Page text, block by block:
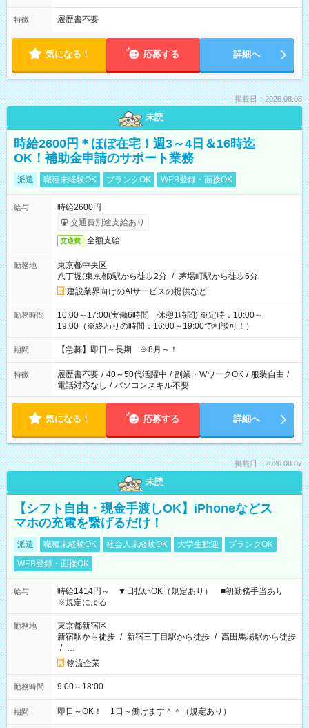
特徴 履歴書不要
気になる！ 応募する 詳細へ
掲載日：2026.08.08
未読
時給2600円＊ほぼ在宅！週3～4日＆16時迄
OK！補助金申請のサポート業務
派遣 職種未経験OK ブランクOK WEB登録・面接OK
給与
時給2600円
交通費別途支給あり
交通費 全額支給
勤務地
東京都中央区
八丁堀(東京都)駅から徒歩2分 / 茅場町駅から徒歩6分
建設業界向けのAIサービスの提供など
勤務時間
10:00～17:00(実働6時間 休憩1時間) ※定時：10:00～
19:00（※終わりの時間：16:00～19:00で相談可！）
期間 【急募】即日～長期 ※8月～！
特徴 履歴書不要 / 40～50代活躍中 / 副業・WワークOK / 服装自由 /
電話対応なし / パソコンスキル不要
気になる！ 応募する 詳細へ
掲載日：2026.08.07
未読
【シフト自由・現金手渡しOK】iPhoneなどス
マホの充電を繋げるだけ！
派遣 職種未経験OK 社会人未経験OK 大学生歓迎
ブランクOK
WEB登録・面接OK
給与
時給1414円～ ▼日払いOK（規定あり） ■初勤務手当あり
※規定による
勤務地
東京都新宿区
新宿駅から徒歩 / 新宿三丁目駅から徒歩 / 高田馬場駅から徒歩
/ …
物流企業
勤務時間 9:00～18:00
期間 即日～OK！ 1日～働けます＾＾（規定あり）